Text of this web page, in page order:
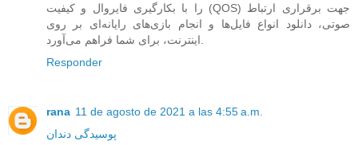
را با بکارگیری فایروال و کیفیت (QOS) جهت برقراری ارتباط
صوتی، دانلود انواع فایل‌ها و انجام بازی‌های رایانه‌ای بر روی
Responder
rana 11 de agosto de 2021 a las 4:55 a.m.
پوسیدگی دندان